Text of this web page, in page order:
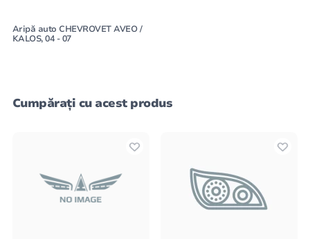
Aripă auto CHEVROVET AVEO /
KALOS, 04 - 07
Cumpărați cu acest produs